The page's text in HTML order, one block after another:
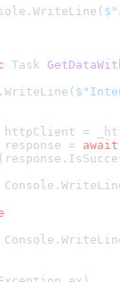
Task
httpClient =
response = await